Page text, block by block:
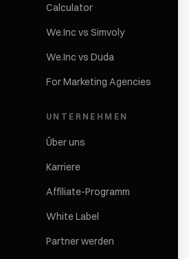
Calculator
We.Inc vs Simvoly
We.Inc vs Duda
For Marketing Agencies
UNTERNEHMEN
Über uns
Karriere
Affiliate-Programm
White Label
Partner werden